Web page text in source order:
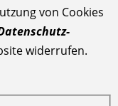
von Cookies
widerrufen.